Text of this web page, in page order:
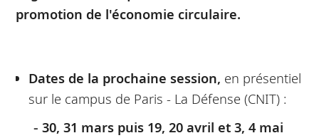
promotion de l'économie circulaire.
Dates de la prochaine session, en présentiel
sur le campus de Paris - La Défense (CNIT) :
30, 31 mars puis 19, 20 avril et 3, 4 mai